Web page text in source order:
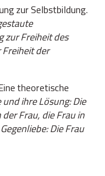
zur Selbstbildung.
zur Freiheit des
der
theoretische
ihre Lösung: Die
Frau, die Frau in
Die Frau